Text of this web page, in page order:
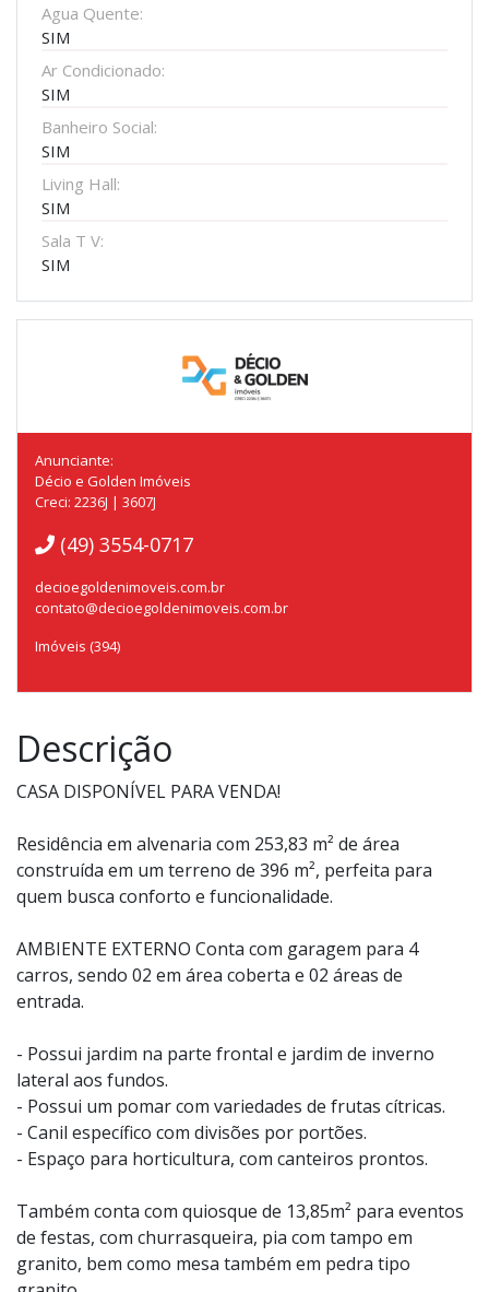
Agua Quente:
SIM
Ar Condicionado:
SIM
Banheiro Social:
SIM
Living Hall:
SIM
Sala T V:
SIM
Anunciante:
Décio e Golden Imóveis
Creci: 2236J | 3607J
(49) 3554-0717
decioegoldenimoveis.com.br
contato@decioegoldenimoveis.com.br
Imóveis (394)
Descrição
CASA DISPONÍVEL PARA VENDA!
Residência em alvenaria com 253,83 m² de área
construída em um terreno de 396 m², perfeita para
quem busca conforto e funcionalidade.
AMBIENTE EXTERNO Conta com garagem para 4
carros, sendo 02 em área coberta e 02 áreas de
entrada.
- Possui jardim na parte frontal e jardim de inverno
lateral aos fundos.
- Possui um pomar com variedades de frutas cítricas.
- Canil específico com divisões por portões.
- Espaço para horticultura, com canteiros prontos.
Também conta com quiosque de 13,85m² para eventos
de festas, com churrasqueira, pia com tampo em
granito, bem como mesa também em pedra tipo